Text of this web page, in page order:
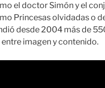
el doctor Simón y el
Princesas olvidadas o
desde 2004 más de
imagen y contenido.